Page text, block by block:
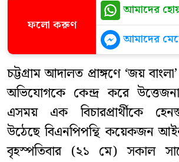
ফলো করুণ
আমাদের
আমাদের
চট্টগ্রাম আদালত প্রাঙ্গণে ‘জয়
অভিযোগকে কেন্দ্র করে
এসময় এক বিচারপ্রার্থীকে
উঠেছে বিএনপিপন্থি কয়েকজন
বৃহস্পতিবার (২১ মে) সকাল